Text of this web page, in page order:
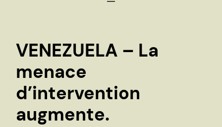
r
h
e
r
VENEZUELA – La
menace
d’intervention
augmente.